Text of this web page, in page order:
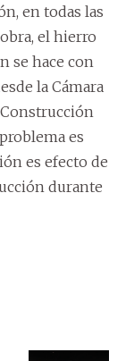
en todas las
el hierro
se hace con
la Cámara
es
es efecto de
durante